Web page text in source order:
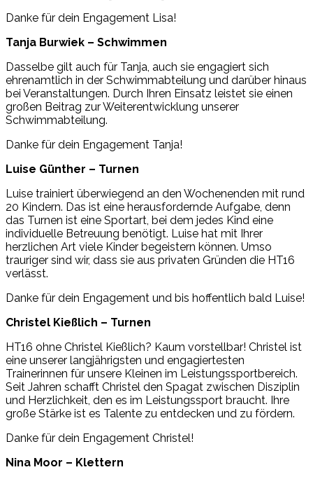
Danke für dein Engagement Lisa!
Tanja Burwiek – Schwimmen
Dasselbe gilt auch für Tanja, auch sie engagiert sich
ehrenamtlich in der Schwimmabteilung und darüber hinaus
bei Veranstaltungen. Durch Ihren Einsatz leistet sie einen
großen Beitrag zur Weiterentwicklung unserer
Schwimmabteilung.
Danke für dein Engagement Tanja!
Luise Günther – Turnen
Luise trainiert überwiegend an den Wochenenden mit rund
20 Kindern. Das ist eine herausfordernde Aufgabe, denn
das Turnen ist eine Sportart, bei dem jedes Kind eine
individuelle Betreuung benötigt. Luise hat mit Ihrer
herzlichen Art viele Kinder begeistern können. Umso
trauriger sind wir, dass sie aus privaten Gründen die HT16
verlässt.
Danke für dein Engagement und bis hoffentlich bald Luise!
Christel Kießlich – Turnen
HT16 ohne Christel Kießlich? Kaum vorstellbar! Christel ist
eine unserer langjährigsten und engagiertesten
Trainerinnen für unsere Kleinen im Leistungssportbereich.
Seit Jahren schafft Christel den Spagat zwischen Disziplin
und Herzlichkeit, den es im Leistungssport braucht. Ihre
große Stärke ist es Talente zu entdecken und zu fördern.
Danke für dein Engagement Christel!
Nina Moor – Klettern